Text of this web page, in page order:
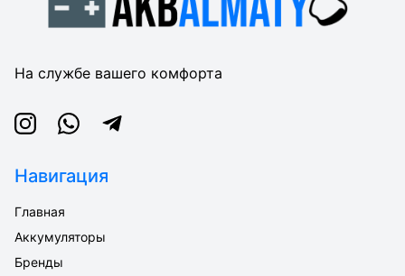
На службе вашего комфорта
InstagramWhatsappTelegram
Навигация
Главная
Аккумуляторы
Бренды